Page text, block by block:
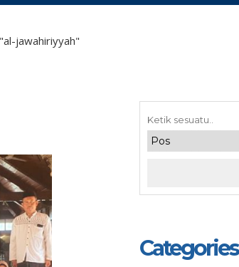
jawahiriyyah"
Categories